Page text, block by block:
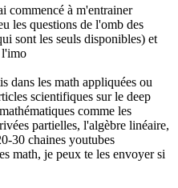
commencé à m'entrainer
les questions de l'omb des
sont les seuls disponibles) et
l'imo
dans les math appliquées ou
scientifiques sur le deep
comme les
partielles, l'algèbre linéaire,
30 chaines youtubes
math, je peux te les envoyer si